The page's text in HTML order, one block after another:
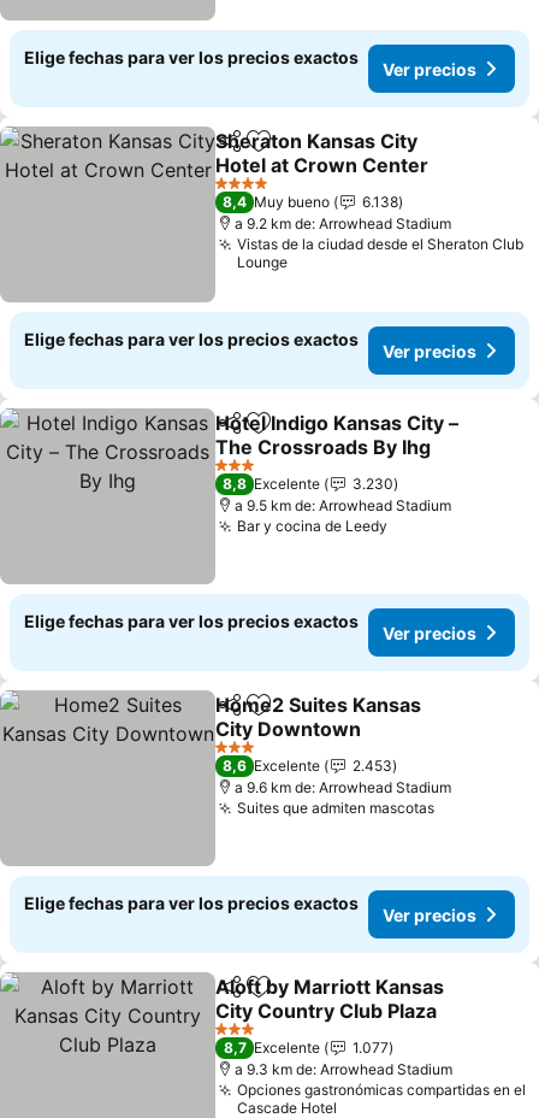
Elige fechas para ver los precios exactos
Ver precios
CompartirAgregar a favoritos
Sheraton Kansas City
Hotel at Crown Center
Ver precios
4 Estrellas
8,4 Muy bueno
6.138
a 9.2 km de: Arrowhead Stadium
Vistas de la ciudad desde el Sheraton Club
Lounge
Elige fechas para ver los precios exactos
Ver precios
CompartirAgregar a favoritos
Hotel Indigo Kansas City –
The Crossroads By Ihg
Ver precios
3 Estrellas
8,8 Excelente
3.230
a 9.5 km de: Arrowhead Stadium
Bar y cocina de Leedy
Elige fechas para ver los precios exactos
Ver precios
CompartirAgregar a favoritos
Home2 Suites Kansas
City Downtown
Ver precios
3 Estrellas
8,6 Excelente
2.453
a 9.6 km de: Arrowhead Stadium
Suites que admiten mascotasVer precios
Elige fechas para ver los precios exactos
Ver precios
CompartirAgregar a favoritos
Aloft by Marriott Kansas
City Country Club Plaza
Ver precios
3 Estrellas
8,7 Excelente
1.077
a 9.3 km de: Arrowhead Stadium
Opciones gastronómicas compartidas en el
Cascade Hotel